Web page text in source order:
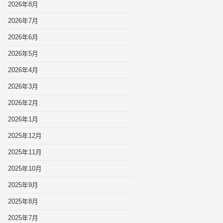
2026年8月
2026年7月
2026年6月
2026年5月
2026年4月
2026年3月
2026年2月
2026年1月
2025年12月
2025年11月
2025年10月
2025年9月
2025年8月
2025年7月